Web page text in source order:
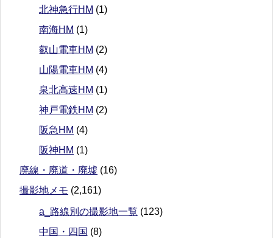
北神急行HM (1)
南海HM (1)
叡山電車HM (2)
山陽電車HM (4)
泉北高速HM (1)
神戸電鉄HM (2)
阪急HM (4)
阪神HM (1)
廃線・廃道・廃墟 (16)
撮影地メモ (2,161)
a_路線別の撮影地一覧 (123)
中国・四国 (8)